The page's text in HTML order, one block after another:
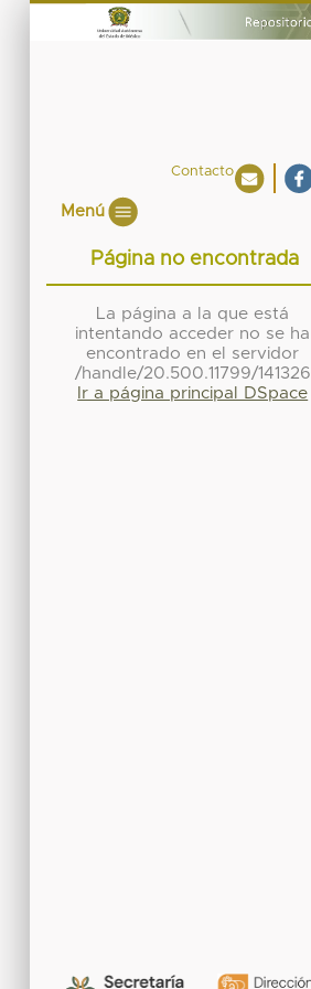
Contacto
Menú
Página no encontrada
La página a la que está
intentando acceder no se ha
encontrado en el servidor
/handle/20.500.11799/141326
Ir a página principal DSpace